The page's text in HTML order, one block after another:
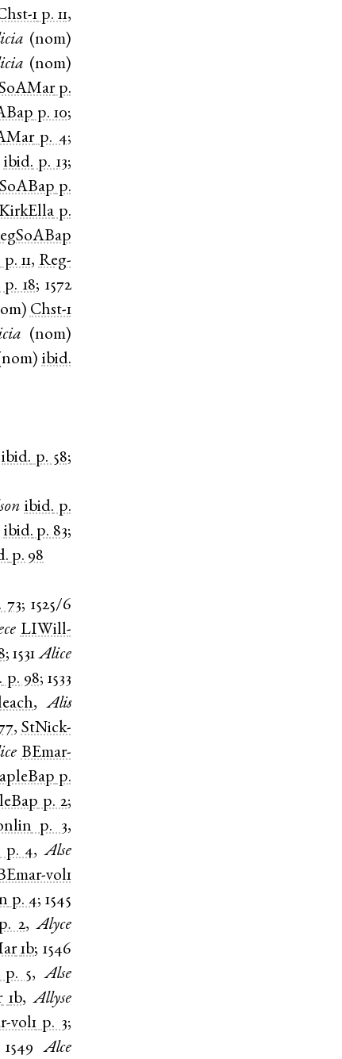
1 p. 11,
(nom)
(nom)
p.
p. 10;
p. 4;
ibid. p. 13;
p.
p.
p. 11, Reg-
p. 18; 1572
) Chst-1
(nom)
nom) ibid.
ibid. p. 58;
ibid. p.
ibid. p. 83;
p. 98
73; 1525/6
LIWill-
; 1531 Alice
p. 98; 1533
, Alis
, StNick-
BEmar-
p.
p. 2;
p. 3,
p. 4, Alse
vol1
p. 4; 1545
p. 2, Alyce
1b; 1546
p. 5, Alse
1b, Allyse
vol1 p. 3;
1549 Alce